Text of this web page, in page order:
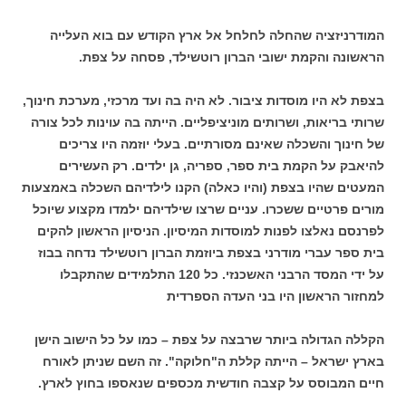
המודרניזציה שהחלה לחלחל אל ארץ הקודש עם בוא העלייה
הראשונה והקמת ישובי הברון רוטשילד, פסחה על צפת.
בצפת לא היו מוסדות ציבור. לא היה בה ועד מרכזי, מערכת חינוך,
שרותי בריאות, ושרותים מוניציפליים. הייתה בה עוינות לכל צורה
של חינוך והשכלה שאינם מסורתיים. בעלי יוזמה היו צריכים
להיאבק על הקמת בית ספר, ספריה, גן ילדים. רק העשירים
המעטים שהיו בצפת (והיו כאלה) הקנו לילדיהם השכלה באמצעות
מורים פרטיים ששכרו. עניים שרצו שילדיהם ילמדו מקצוע שיוכל
לפרנסם נאלצו לפנות למוסדות המיסיון. הניסיון הראשון להקים
בית ספר עברי מודרני בצפת ביוזמת הברון רוטשילד נדחה בבוז
על ידי המסד הרבני האשכנזי. כל 120 התלמידים שהתקבלו
למחזור הראשון היו בני העדה הספרדית
הקללה הגדולה ביותר שרבצה על צפת – כמו על כל הישוב הישן
בארץ ישראל – הייתה קללת ה"חלוקה". זה השם שניתן לאורח
חיים המבוסס על קצבה חודשית מכספים שנאספו בחוץ לארץ.